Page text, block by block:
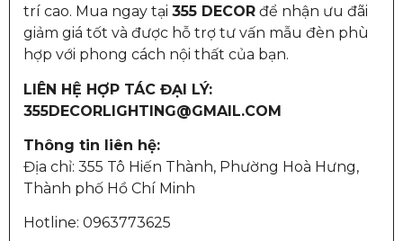
trí cao. Mua ngay tại 355 DECOR để nhận ưu đãi
giảm giá tốt và được hỗ trợ tư vấn mẫu đèn phù
hợp với phong cách nội thất của bạn.
LIÊN HỆ HỢP TÁC ĐẠI LÝ:
355DECORLIGHTING@GMAIL.COM
Thông tin liên hệ:
Địa chỉ: 355 Tô Hiến Thành, Phường Hoà Hưng,
Thành phố Hồ Chí Minh
Hotline: 0963773625